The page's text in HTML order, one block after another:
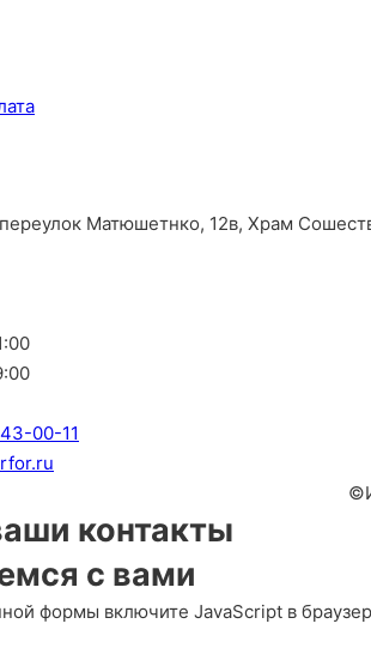
Матюшетнко, 12в, Храм
00-11
©
контакты
с вами
формы включите JavaScript в